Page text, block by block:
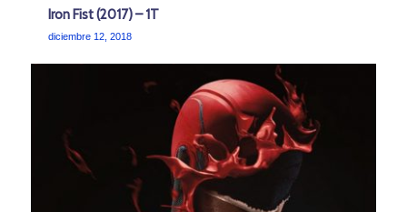
Iron Fist (2017) – 1T
diciembre 12, 2018